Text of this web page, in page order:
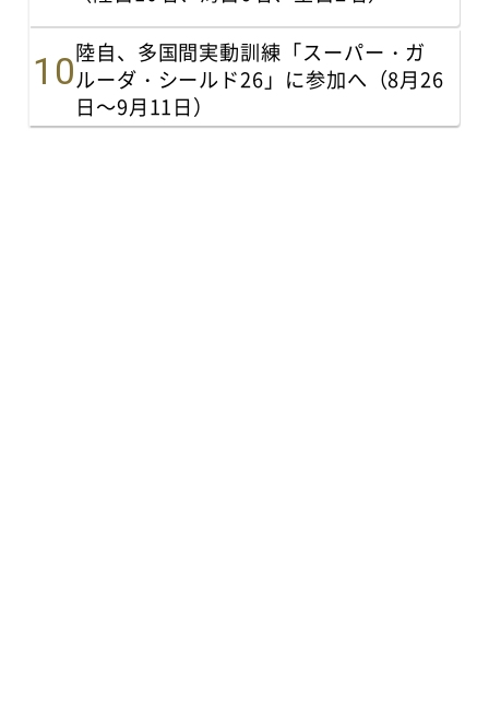
陸自、多国間実動訓練「スーパー・ガ
ルーダ・シールド26」に参加へ（8月26
日～9月11日）